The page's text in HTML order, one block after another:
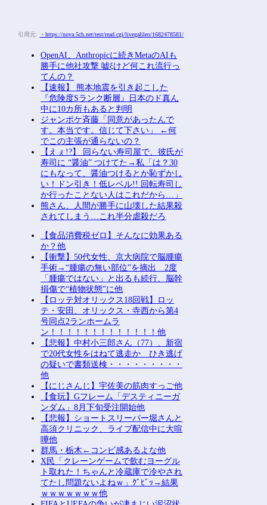
引用元: ・https://nova.5ch.net/test/read.cgi/livegalileo/1682478581/
OpenAI、Anthropicに続きMetaのAIも
勝手に他社攻撃 嘘ξけど何これ流行っ
てんの？
【速報】 熊本地震を引き起こした
『危険度Sランク断層』日本のド真ん
中に10カ所もあると判明
ジャンポケ斉藤「同意があったんで
す。本当です。信じて下さい」 ←何
でこの主張が通らないの？
【えぇ!?】 回らない寿司屋で、彼氏が
寿司に “醤油” つけてた→私「は？30
にもなって、醤油つけるとか恥ずかし
い！ドン引き！低レベル!! 回転寿司し
か行ったことない人はこれだから…」
熊さん、人間が勝手に山壊した結果殺
されてしまう…これ半分虐殺だろ
【食品消費税ゼロ】そんなに効果ある
か？他
【衝撃】50代女性、京大病院で脳腫瘍
手術→“腫瘍の無い部位”を摘出 2度
「腫瘍ではない」と出るも続行、脳幹
損傷で“植物状態”に他
【ロッテ対オリックス18回戦】ロッ
テ・安田、オリックス・寺西から第4
号同点2ランホームラ
ン！！！！！！！！！！！！！他
【悲報】中村小三郎さん（77）、新宿
で20代女性をはねて逃走か ひき逃げ
の疑いで書類送検・・・・・・・・・
他
【にじさんじ】宇佐美の筋肉すっご他
【食玩】Gフレーム「デスティニーガ
ンダム」8月下旬受注開始他
【悲報】ショートスリーパー堀さんと
高須クリニック、ライブ配信中に大喧
嘩他
群馬・栃木←コンビ感あるよな他
X民「クレーンゲームで飲むヨーグル
ト取れた！ちゃんと冷蔵庫で冷やされ
てたし問題ないよねｗ」ｸﾞﾋﾞｯ→結果
ｗｗｗｗｗｗｗ他